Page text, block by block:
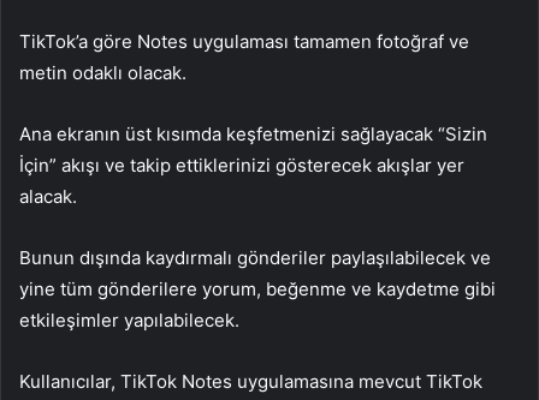
TikTok’a göre Notes uygulaması tamamen fotoğraf ve
metin odaklı olacak.
Ana ekranın üst kısımda keşfetmenizi sağlayacak “Sizin
İçin” akışı ve takip ettiklerinizi gösterecek akışlar yer
alacak.
Bunun dışında kaydırmalı gönderiler paylaşılabilecek ve
yine tüm gönderilere yorum, beğenme ve kaydetme gibi
etkileşimler yapılabilecek.
Kullanıcılar, TikTok Notes uygulamasına mevcut TikTok